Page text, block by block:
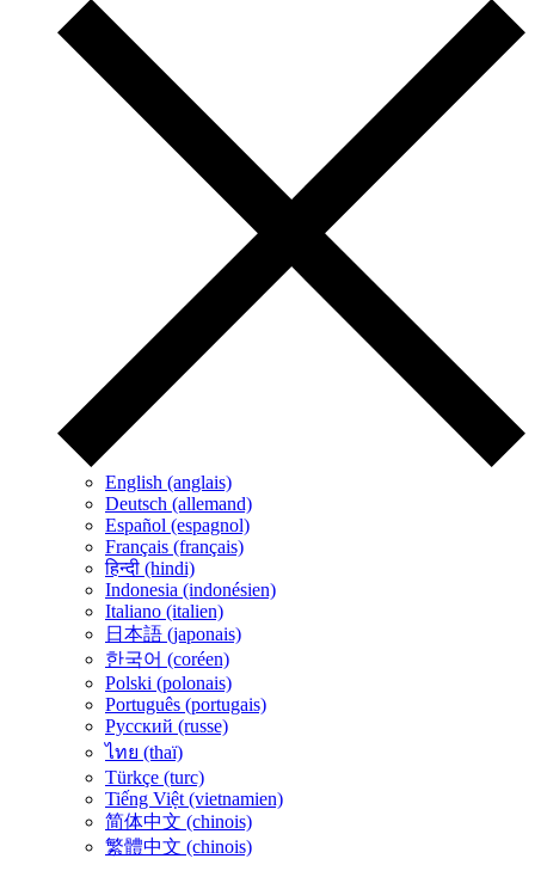
English (anglais)
Deutsch (allemand)
Español (espagnol)
Français (français)
हिन्दी (hindi)
Indonesia (indonésien)
Italiano (italien)
日本語 (japonais)
한국어 (coréen)
Polski (polonais)
Português (portugais)
Русский (russe)
ไทย (thaï)
Türkçe (turc)
Tiếng Việt (vietnamien)
简体中文 (chinois)
繁體中文 (chinois)